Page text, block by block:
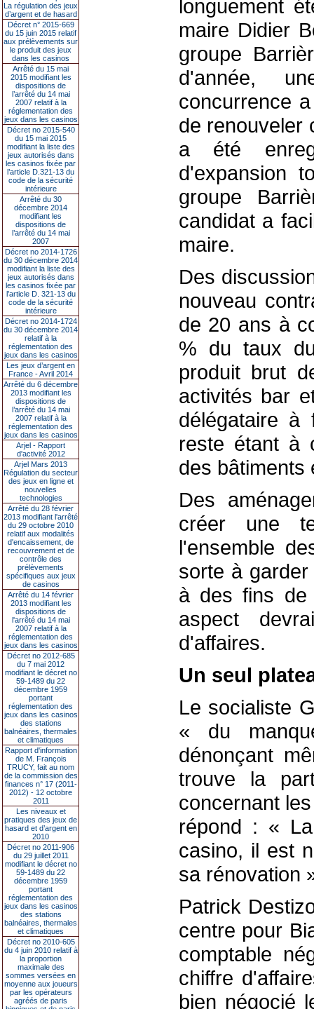
La régulation des jeux
d’argent et de hasard
Décret n° 2015-669
du 15 juin 2015 relatif
aux prélèvements sur
le produit des jeux
dans les casinos
Arrêté du 15 mai
2015 modifiant les
dispositions de
l’arrêté du 14 mai
2007 relatif à la
réglementation des
jeux dans les casinos
Décret no 2015-540
du 15 mai 2015
modifiant la liste des
jeux autorisés dans
les casinos fixée par
l’article D.321-13 du
code de la sécurité
intérieure
Arrêté du 30
décembre 2014
modifiant les
dispositions de
l’arrêté du 14 mai
2007
Décret no 2014-1726
du 30 décembre 2014
modifiant la liste des
jeux autorisés dans
les casinos fixée par
l’article D. 321-13 du
code de la sécurité
intérieure
Décret no 2014-1724
du 30 décembre 2014
relatif à la
réglementation des
jeux dans les casinos
Les jeux d’argent en
France - Avril 2014
Arrêté du 6 décembre
2013 modifiant les
dispositions de
l’arrêté du 14 mai
2007 relatif à la
réglementation des
jeux dans les casinos
Arjel - Rapport
d'activité 2012
Arjel Mars 2013
Régulation du secteur
des jeux en ligne et
nouvelles
technologies
Arrêté du 28 février
2013 modifiant l'arrêté
du 29 octobre 2010
relatif aux modalités
d'encaissement, de
recouvrement et de
contrôle des
prélèvements
spécifiques aux jeux
de casinos
Arrêté du 14 février
2013 modifiant les
dispositions de
l'arrêté du 14 mai
2007 relatif à la
réglementation des
jeux dans les casinos
Décret no 2012-685
du 7 mai 2012
modifiant le décret no
59-1489 du 22
décembre 1959
portant
réglementation des
jeux dans les casinos
des stations
balnéaires, thermales
et climatiques
Rapport d'information
de M. François
TRUCY, fait au nom
de la commission des
finances n° 17 (2011-
2012) - 12 octobre
2011
Les niveaux et
pratiques des jeux de
hasard et d’argent en
2010
Décret no 2011-906
du 29 juillet 2011
modifiant le décret no
59-1489 du 22
décembre 1959
portant
réglementation des
jeux dans les casinos
des stations
balnéaires, thermales
et climatiques
Décret no 2010-605
du 4 juin 2010 relatif à
la proportion
maximale des
sommes versées en
moyenne aux joueurs
par les opérateurs
agréés de paris
longuement
maire Didier
groupe
d'année,
concurrence
de renouveler
a été
d'expansion
groupe
candidat a
maire.
Des
nouveau
de 20 ans à
% du taux
produit brut
activités bar
délégataire
reste étant à
des bâtiments
Des
créer une
l'ensemble
sorte à
à des fins de
aspect
d'affaires.
Un seul
Le socialiste
« du
dénonçant
trouve la
concernant
répond : «
casino, il est
sa rénovation
Patrick
centre pour
comptable
chiffre
bien négocié